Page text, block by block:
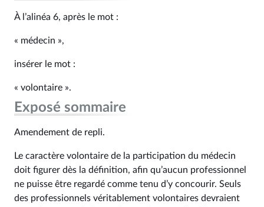
À l’alinéa 6, après le mot :
« médecin »,
insérer le mot :
« volontaire ».
Exposé sommaire
Amendement de repli.
Le caractère volontaire de la participation du médecin
doit figurer dès la définition, afin qu’aucun professionnel
ne puisse être regardé comme tenu d’y concourir. Seuls
des professionnels véritablement volontaires devraient